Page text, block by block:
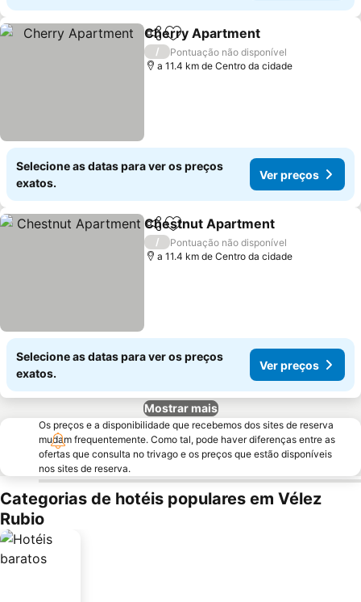
PartilharAdicionar aos favoritos
Cherry Apartment
/
Pontuação não disponível
a 11.4 km de Centro da cidade
Selecione as datas para ver os preços
exatos.
Ver preços
PartilharAdicionar aos favoritos
Chestnut Apartment
/
Pontuação não disponível
a 11.4 km de Centro da cidade
Selecione as datas para ver os preços
exatos.
Ver preços
Mostrar mais
Os preços e a disponibilidade que recebemos dos sites de reserva
mudam frequentemente. Como tal, pode haver diferenças entre as
ofertas que consulta no trivago e os preços que estão disponíveis
nos sites de reserva.
Categorias de hotéis populares em Vélez
Rubio